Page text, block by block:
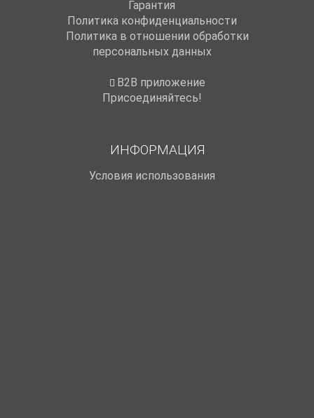
Гарантия
Политика конфиденциальности
Политика в отношении обработки
персональных данных
B2B приложение
Присоединяйтесь!
ИНФОРМАЦИЯ
Условия использования